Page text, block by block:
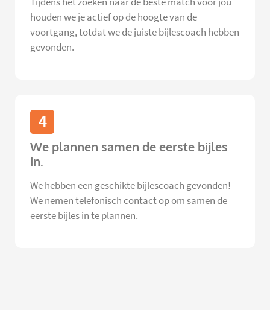
houden we je actief op de hoogte van de
voortgang, totdat we de juiste bijlescoach hebben
gevonden.
4
We plannen samen de eerste bijles
in.
We hebben een geschikte bijlescoach gevonden!
We nemen telefonisch contact op om samen de
eerste bijles in te plannen.